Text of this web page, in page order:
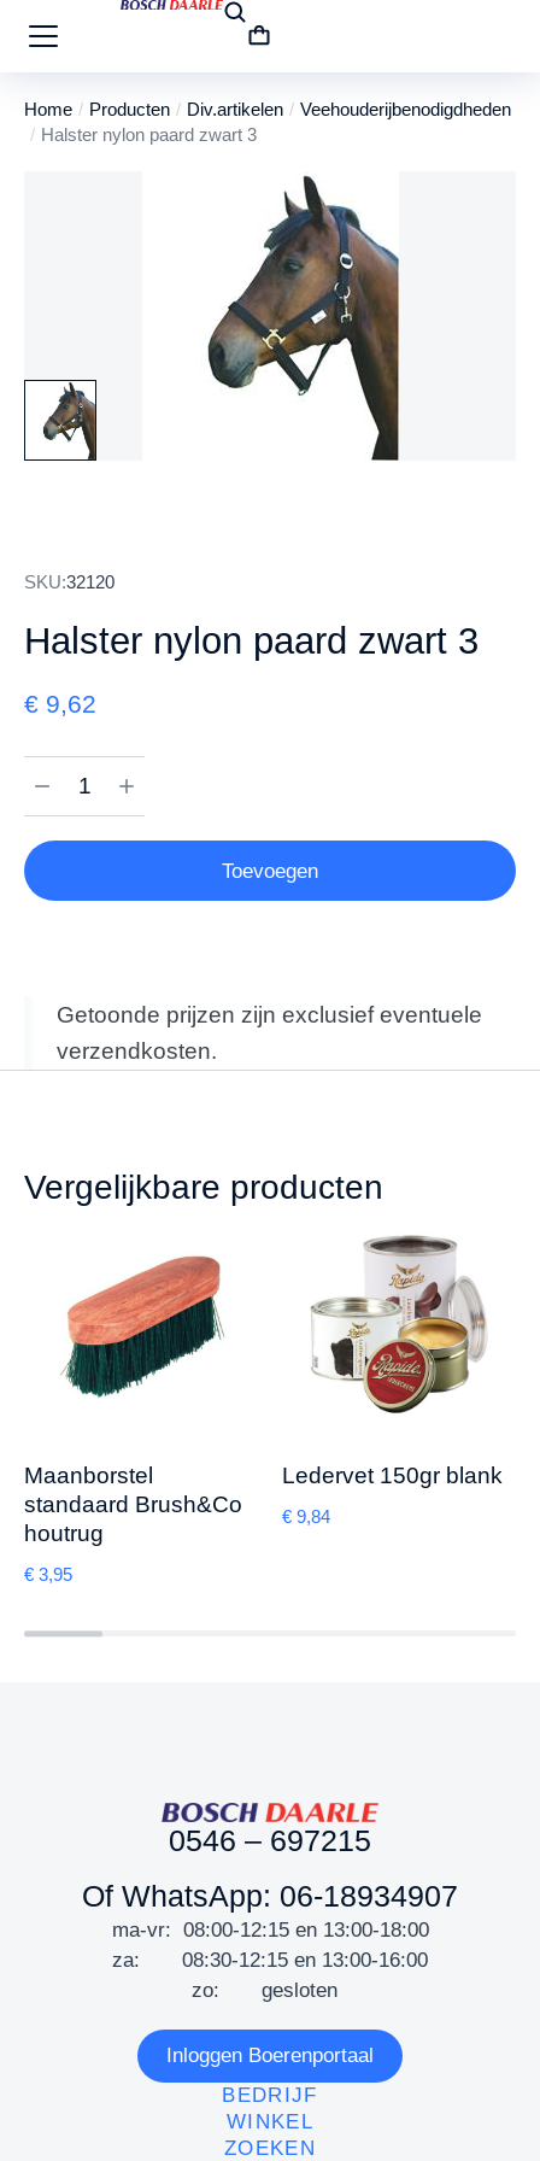
Je bent hier:
Home Producten Div.artikelen
Veehouderijbenodigdheden
Halster nylon paard zwart 3
SKU:32120
Halster nylon paard zwart 3
€ 9,62
Toevoegen
Getoonde prijzen zijn exclusief eventuele
verzendkosten.
Vergelijkbare producten
Maanborstel
standaard Brush&Co
houtrug
€ 3,95
Ledervet 150gr blank
€ 9,84
0546 – 697215
Of WhatsApp: 06-18934907
ma-vr: 08:00-12:15 en 13:00-18:00
za: 08:30-12:15 en 13:00-16:00
zo: gesloten
Inloggen Boerenportaal
BEDRIJF
WINKEL
ZOEKEN